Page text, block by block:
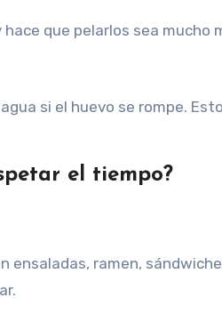
que pelarlos sea mucho
si el huevo se rompe.
el tiempo?
ensaladas, ramen,